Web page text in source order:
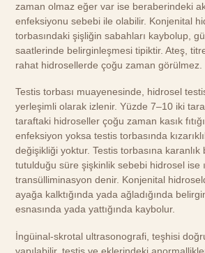
zaman olmaz eğer var ise beraberindeki
enfeksiyonu sebebi ile olabilir. Konjenital
torbasındaki şişliğin sabahları kaybolup,
saatlerinde belirginleşmesi tipiktir. Ateş,
rahat hidrosellerde çoğu zaman görülmez.
Testis torbası muayenesinde, hidrosel
yerleşimli olarak izlenir. Yüzde 7–10 iki
taraftaki hidroseller çoğu zaman kasık
enfeksiyon yoksa testis torbasında
değişikliği yoktur. Testis torbasına karanlık
tutulduğu süre şişkinlik sebebi hidrosel ise
transülliminasyon denir. Konjenital
ayağa kalktığında yada ağladığında
esnasında yada yattığında kaybolur.
İngüinal-skrotal ultrasonografi, teşhisi
yapılabilir, testis ve eklerindeki